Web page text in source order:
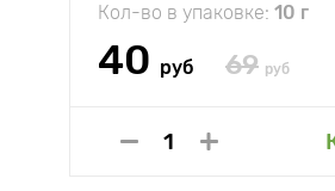
Кол-во в упаковке: 10 г
40 руб 69 руб